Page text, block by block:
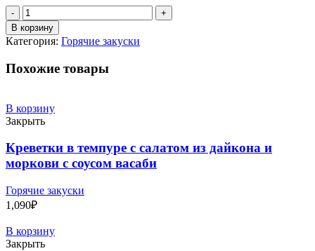
Количество
В корзину
Категория: Горячие закуски
Похожие товары
В корзину
Закрыть
Креветки в темпуре с салатом из дайкона и
моркови с соусом васаби
Горячие закуски
1,090₽
В корзину
Закрыть